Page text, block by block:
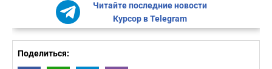
Читайте последние новости
Курсор в Telegram
Поделиться: